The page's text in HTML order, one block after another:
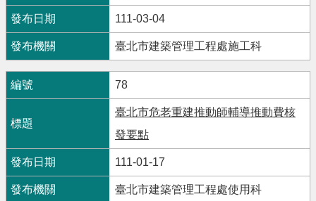
111-03-04
臺北市建築管理工程處施工科
78
臺北市危老重建推動師輔導推動費核
發要點
111-01-17
臺北市建築管理工程處使用科